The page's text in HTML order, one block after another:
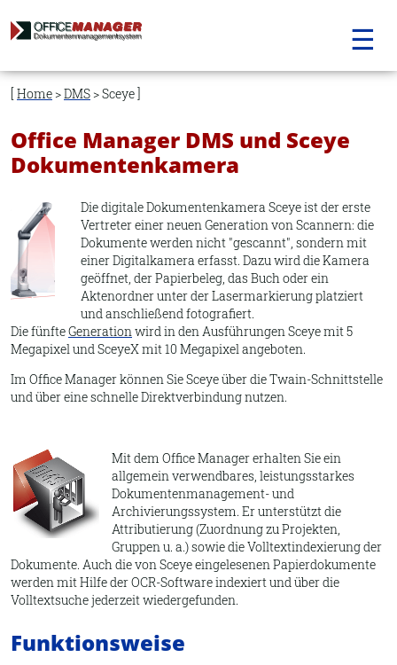
Navigation
☰
Home >DMS > Sceye
Office Manager DMS und Sceye
Dokumentenkamera
Die digitale Dokumentenkamera Sceye ist der erste
Vertreter einer neuen Generation von Scannern: die
Dokumente werden nicht "gescannt", sondern mit
einer Digitalkamera erfasst. Dazu wird die Kamera
geöffnet, der Papierbeleg, das Buch oder ein
Aktenordner unter der Lasermarkierung platziert
und anschließend fotografiert.
Die fünfteGenerationwird in den Ausführungen Sceye mit 5
Megapixel und SceyeX mit 10 Megapixel angeboten.
Im Office Manager können Sie Sceye über die Twain-Schnittstelle
und über eine schnelle Direktverbindung nutzen.
Mit dem Office Manager erhalten Sie ein
allgemein verwendbares, leistungsstarkes
Dokumentenmanagement- und
Archivierungssystem. Er unterstützt die
Attributierung (Zuordnung zu Projekten,
Gruppen u. a.) sowie die Volltextindexierung der
Dokumente. Auch die von Sceye eingelesenen Papierdokumente
werden mit Hilfe der OCR-Software indexiert und über die
Volltextsuche jederzeit wiedergefunden.
Funktionsweise